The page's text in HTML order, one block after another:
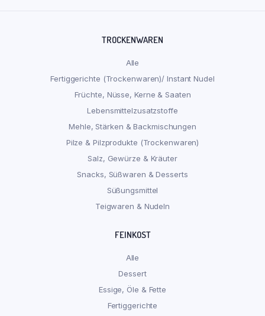
TROCKENWAREN
Alle
Fertiggerichte (Trockenwaren)/ Instant Nudel
Früchte, Nüsse, Kerne & Saaten
Lebensmittelzusatzstoffe
Mehle, Stärken & Backmischungen
Pilze & Pilzprodukte (Trockenwaren)
Salz, Gewürze & Kräuter
Snacks, Süßwaren & Desserts
Süßungsmittel
Teigwaren & Nudeln
FEINKOST
Alle
Dessert
Essige, Öle & Fette
Fertiggerichte